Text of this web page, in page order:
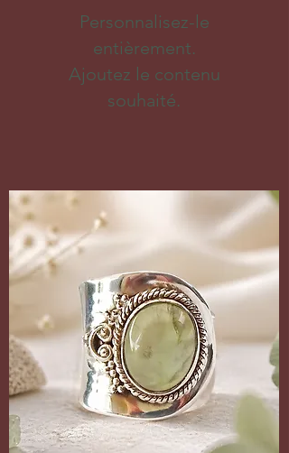
Personnalisez-le
entièrement.
Ajoutez le contenu
souhaité.